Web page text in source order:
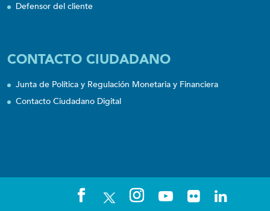
Defensor del cliente
CONTACTO CIUDADANO
Junta de Política y Regulación Monetaria y Financiera
Contacto Ciudadano Digital